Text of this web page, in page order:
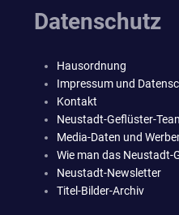
Datenschutz
Hausordnung
Impressum und
Kontakt
Neustadt-Geflüster-
Media-Daten und
Wie man das Neustadt-
Neustadt-Newsletter
Titel-Bilder-Archiv